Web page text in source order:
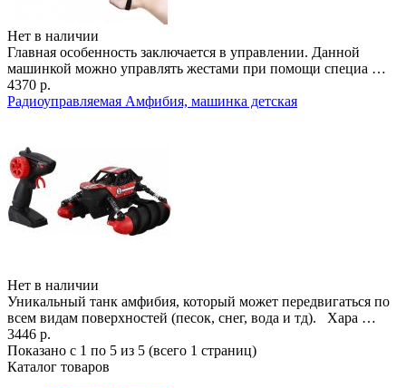
Нет в наличии
Главная особенность заключается в управлении. Данной
машинкой можно управлять жестами при помощи специа …
4370 р.
Радиоуправляемая Амфибия, машинка детская
Нет в наличии
Уникальный танк амфибия, который может передвигаться по
всем видам поверхностей (песок, снег, вода и тд). Хара …
3446 р.
Показано с 1 по 5 из 5 (всего 1 страниц)
Каталог товаров